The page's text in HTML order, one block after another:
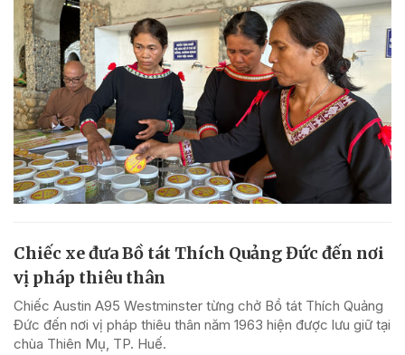
Chiếc xe đưa Bồ tát Thích Quảng Đức đến nơi
vị pháp thiêu thân
Chiếc Austin A95 Westminster từng chở Bồ tát Thích Quảng
Đức đến nơi vị pháp thiêu thân năm 1963 hiện được lưu giữ tại
chùa Thiên Mụ, TP. Huế.